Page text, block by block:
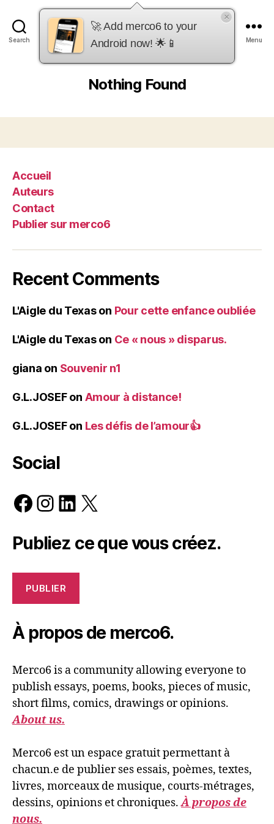
Search
merco6
Menu
Nothing Found
Accueil
Auteurs
Contact
Publier sur merco6
Recent Comments
L'Aigle du Texason Pour cette enfance oubliée
L'Aigle du Texason Ce « nous » disparus.
giana on Souvenir n1
G.L.JOSEFon Amour à distance!
G.L.JOSEFon Les défis de l’amour👍
Social
Facebook
Instagram
LinkedIn
X
Publiez ce que vous créez.
PUBLIER
À propos de merco6.
Merco6 is a community allowing everyone to
publish essays, poems, books, pieces of music,
short films, comics, drawings or opinions.
About us.
Merco6 est un espace gratuit permettant à
chacun.e de publier ses essais, poèmes, textes,
livres, morceaux de musique, courts-métrages,
dessins, opinions et chroniques.À propos de
nous.
🚀 Add merco6 to your
Android now! 🌟📱
×